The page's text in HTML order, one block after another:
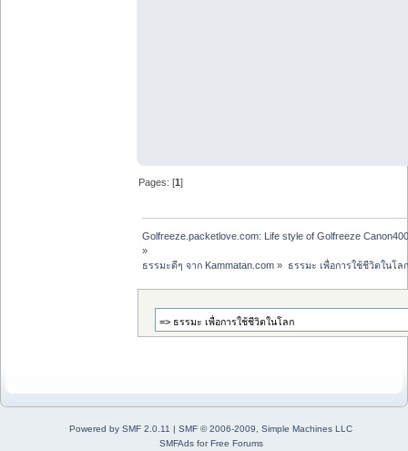
Pages: [1]
Golfreeze.packetlove.com: Life style of Golfreeze
»
ธรรมะดีๆ จาก Kammatan.com » ธรรมะ เพื่อการใช้ชีวิตในโลก
Powered by SMF 2.0.11 | SMF © 2006-2009, Simple Machines LLC
SMFAdsforFree Forums